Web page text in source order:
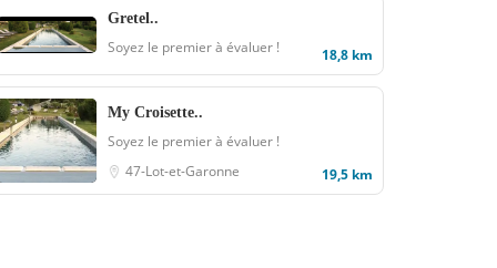
Gretel..
Soyez le premier à évaluer ! 18,8 km
My Croisette..
Soyez le premier à évaluer !
47-Lot-et-Garonne
19,5 km